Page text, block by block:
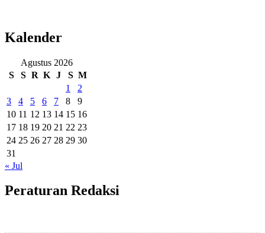
Kalender
Agustus 2026
S
S R K J S M
1
2
3
4 5 6 7 8
9
10 11 12 13 14 15 16
17 18 19 20 21 22 23
24 25 26 27 28 29 30
31
« Jul
Peraturan Redaksi